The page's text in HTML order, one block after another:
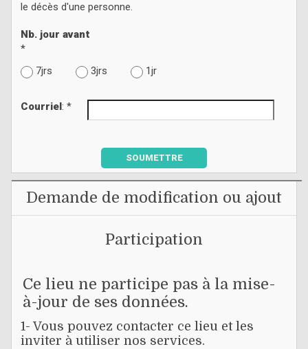
le décès d'une personne.
Nb. jour avant
*
7jrs
3jrs 1jr
Courriel: *
SOUMETTRE
Demande de modification ou ajout
Participation
Ce lieu ne participe pas à la mise-
à-jour de ses données.
1- Vous pouvez contacter ce lieu et les
inviter à utiliser nos services.